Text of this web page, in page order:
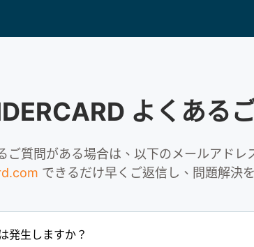
よくある
ご質問がある場合は、以下のメールアドレ
できるだけ早くご返信し、問題解決
発生しますか？